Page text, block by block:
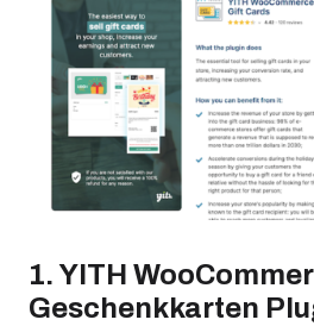
1. YITH
Geschenkkarten